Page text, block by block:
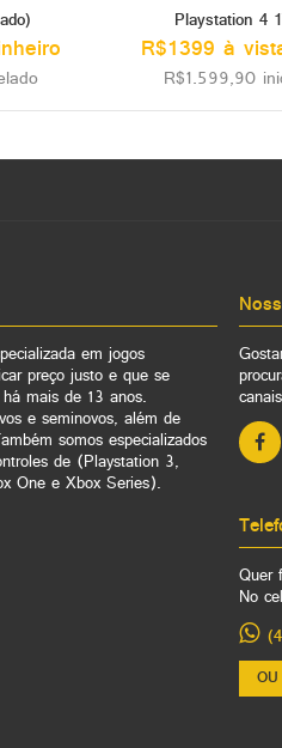
Playstation 4
R$1399 à
R$1.599,90
em jogos
preço justo e que se
mais de 13 anos.
e seminovos, além de
somos especializados
de (Playstation 3,
One e Xbox Series).
Quer
No